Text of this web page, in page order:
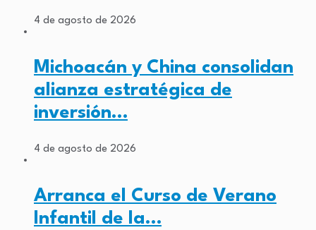
4 de agosto de 2026
Michoacán y China consolidan
alianza estratégica de
inversión…
4 de agosto de 2026
Arranca el Curso de Verano
Infantil de la…